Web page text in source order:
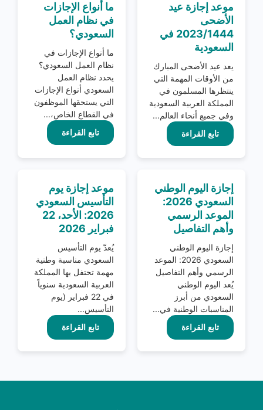
موعد إجازة عيد
الأضحى
2023/1444 في
السعودية
يعد عيد الأضحى المبارك
من الأوقات المهمة التي
ينتظرها المسلمون في
المملكة العربية السعودية
وفي جميع أنحاء العالم...
تابع القراءة
ما أنواع الإجازات
في نظام العمل
السعودي؟
ما أنواع الإجازات في
نظام العمل السعودي؟
يحدد نظام العمل
السعودي أنواع الإجازات
التي يستحقها الموظفون
في القطاع الخاص،...
تابع القراءة
إجازة اليوم الوطني
السعودي 2026:
الموعد الرسمي
وأهم التفاصيل
إجازة اليوم الوطني
السعودي 2026: الموعد
الرسمي وأهم التفاصيل
يُعد اليوم الوطني
السعودي من أبرز
المناسبات الوطنية في...
تابع القراءة
موعد إجازة يوم
التأسيس السعودي
2026: الأحد، 22
فبراير 2026
يُعدّ يوم التأسيس
السعودي مناسبة وطنية
مهمة تحتفل بها المملكة
العربية السعودية سنوياً
في 22 فبراير (يوم
التأسيس...
تابع القراءة